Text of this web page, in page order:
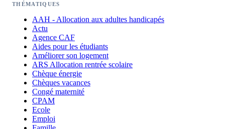
THÉMATIQUES
AAH - Allocation aux adultes handicapés
Actu
Agence CAF
Aides pour les étudiants
Améliorer son logement
ARS Allocation rentrée scolaire
Chèque énergie
Chèques vacances
Congé maternité
CPAM
Ecole
Emploi